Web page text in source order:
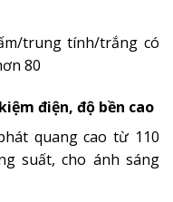
trung tính/trắng có
80
điện, độ bền cao
quang cao từ 110
suất, cho ánh sáng